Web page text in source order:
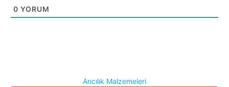
0 YORUM
Arıcılık Malzemeleri